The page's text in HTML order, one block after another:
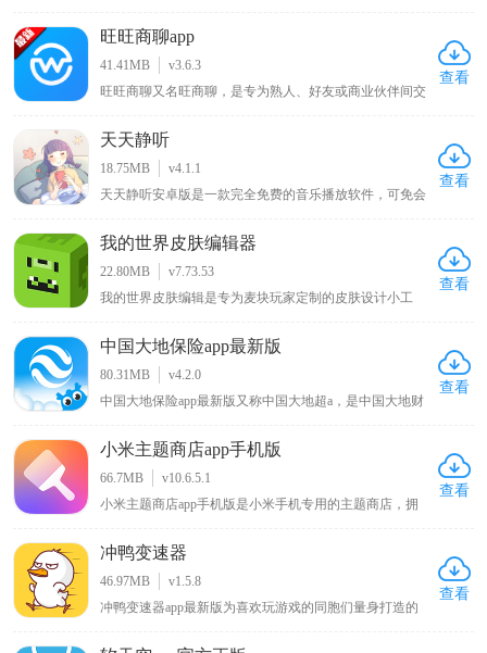
予全面的服务确保。此软件采用先进加速技术，智能选择
最好服务器，优化数据传输方法，降低延迟和遗失，提升
您的游戏体验。无论您是热衷使命召唤战区、王者荣耀国
际服、PUBGM，或是DNFM、刺激战场、吃鸡外服等国
稳定的联络。
旺旺商聊app
41.41MB
v3.6.3
旺旺商聊又名旺商聊，是专为熟人、好友或商业伙伴间交
私数据不泄露，还能加密聊天信息防止第三方无关者看
到，自推出以来受到无数好评，适合有私密交流需求的人
查看
天天静听
18.75MB
v4.1.1
天天静听安卓版是一款完全免费的音乐播放软件，可免会
曲音乐下载到本地，让你即便没有网络也能自由听歌，若
你喜欢听歌，这一能畅享丰富音乐资源且可离线播放的播
放器值得关注。
查看
我的世界皮肤编辑器
22.80MB
v7.73.53
我的世界皮肤编辑是专为麦块玩家定制的皮肤设计小工
新游戏体验，软件提供前后左右和俯仰六个视角方便涂
色，确保无死角遗漏，绘制完成的皮肤可直接保存至手机
相册，便于随时使用 。
查看
中国大地保险app最新版
80.31MB
v4.2.0
中国大地保险app最新版又称中国大地超a，是中国大地财
在线咨询办理业务，提前了解业务范围，为车主提供便捷
的保险查询与办理渠道，助力用户轻松掌握车险信息及完
成相关业务操作。
查看
小米主题商店app手机版
66.7MB
v10.6.5.1
小米主题商店app手机版是小米手机专用的主题商店，拥
同，同时该APP对安卓原生系统进行优化改良，可使手机
运行更流畅、操作更快捷，在KK下载站可下载体验这一
能为小米手机带来独特体验与性能优化的主题商店APP 。
查看
冲鸭变速器
46.97MB
v1.5.8
冲鸭变速器app最新版为喜欢玩游戏的同胞们量身打造的
查看